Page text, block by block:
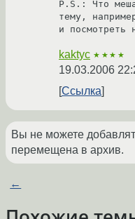
P.S.: Что
тему,
и посмотреть
kaktyc ★★★★
19.03.2006
Ссылка
Вы не можете
перемещена в архив.
←